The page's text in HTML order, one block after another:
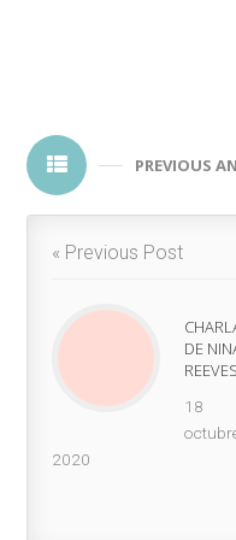
PREVIOUS
« Previous Post
DE
REEVES
18
2020